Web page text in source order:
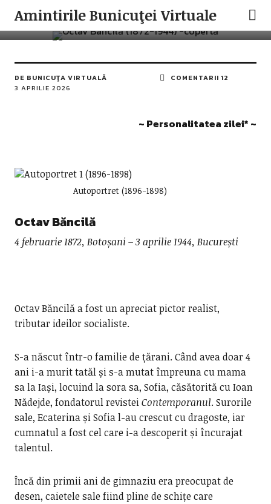
Amintirile Bunicuţei Virtuale
Octav Băncilă
DE BUNICUŢA VIRTUALĂ
3 APRILIE 2026
COMENTARII 12
~ Personalitatea zilei* ~
Autoportret (1896-1898)
Octav Băncilă
4 februarie 1872, Botoșani – 3 aprilie 1944, București
Octav Băncilă a fost un apreciat pictor realist,
tributar ideilor socialiste.
S-a născut într-o familie de țărani. Când avea doar 4
ani i-a murit tatăl și s-a mutat împreuna cu mama
sa la Iași, locuind la sora sa, Sofia, căsătorită cu Ioan
Nădejde, fondatorul revisteiContemporanul. Surorile
sale, Ecaterina și Sofia l-au crescut cu dragoste, iar
cumnatul a fost cel care i-a descoperit și încurajat
talentul.
Încă din primii ani de gimnaziu era preocupat de
desen, caietele sale fiind pline de schițe care